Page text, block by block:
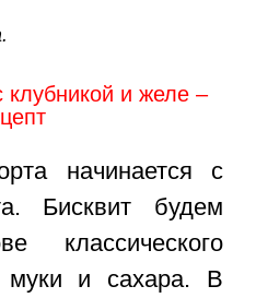
клубникой и желе –
начинается с
Бисквит будем
классического
муки и сахара. В